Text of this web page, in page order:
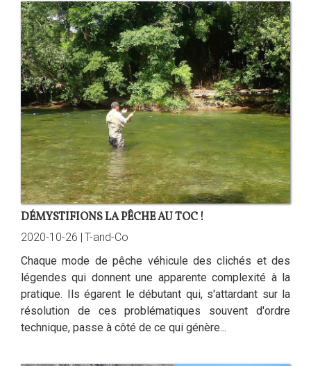
DÉMYSTIFIONS LA PÊCHE AU TOC !
2020-10-26 | T-and-Co
Chaque mode de pêche véhicule des clichés et des
légendes qui donnent une apparente complexité à la
pratique. Ils égarent le débutant qui, s'attardant sur la
résolution de ces problématiques souvent d'ordre
technique, passe à côté de ce qui génère...